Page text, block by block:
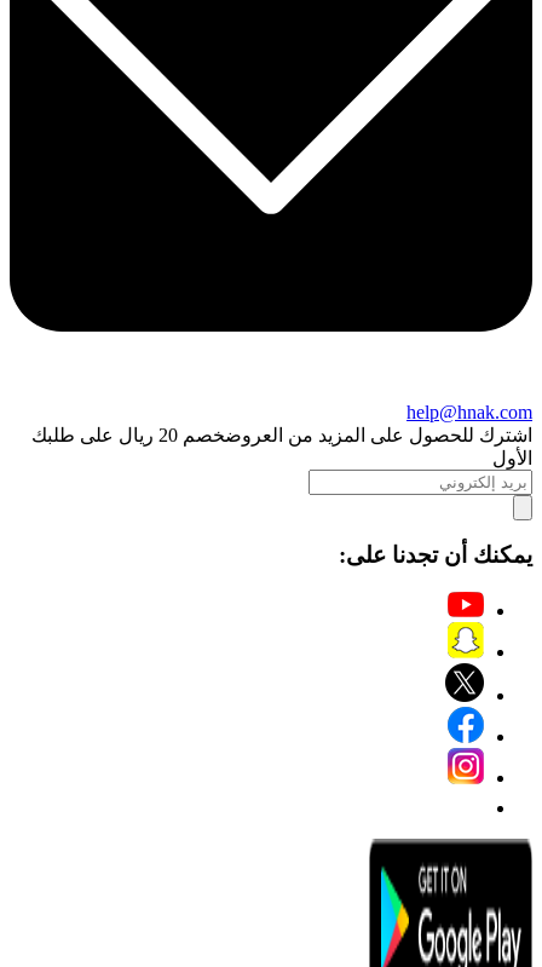
help@hnak.com
اشترك للحصول على المزيد من العروض
خصم 20 ريال على طلبك
الأول
يمكنك أن تجدنا على: